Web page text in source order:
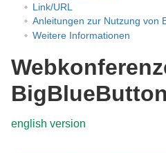
Link/URL
Anleitungen zur Nutzung von
Weitere Informationen
english version